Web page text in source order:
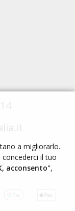
a migliorarlo.
il tuo
acconsento",